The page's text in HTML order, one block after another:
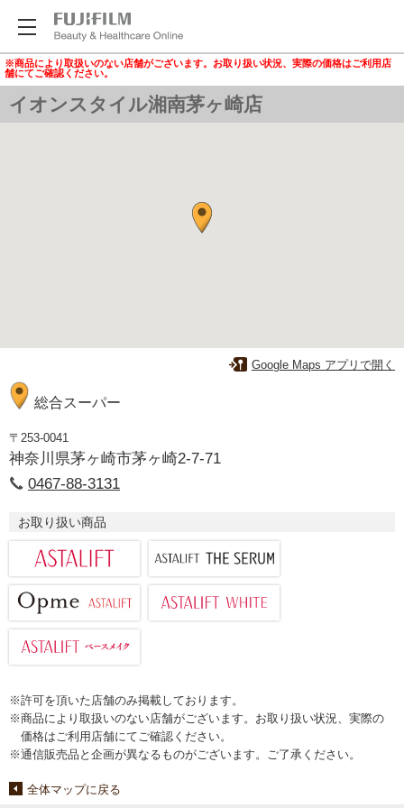
※商品により取扱いのない店舗がございます。お取り扱い状況、実際の価格はご利用店
舗にてご確認ください。
イオンスタイル湘南茅ヶ崎店
Google Maps アプリで開く
総合スーパー
〒253-0041
神奈川県茅ヶ崎市茅ヶ崎2-7-71
0467-88-3131
お取り扱い商品
※許可を頂いた店舗のみ掲載しております。
※商品により取扱いのない店舗がございます。お取り扱い状況、実際の
価格はご利用店舗にてご確認ください。
※通信販売品と企画が異なるものがございます。ご了承ください。
全体マップに戻る